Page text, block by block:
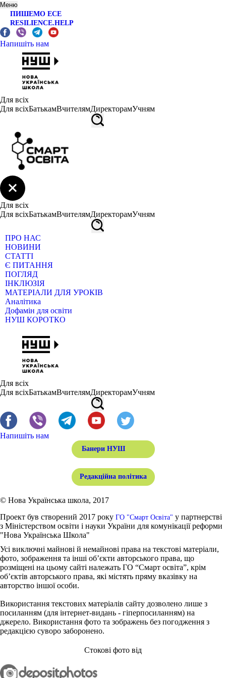
Меню
ПИШЕМО ЕСЕ
RESILIENCE.HELP
Напишіть нам
Для всіх
Для всіхБатькамВчителямДиректорамУчням
Для всіх
Для всіхБатькамВчителямДиректорамУчням
ПРО НАС
НОВИНИ
СТАТТІ
Є ПИТАННЯ
ПОГЛЯД
ІНКЛЮЗІЯ
МАТЕРІАЛИ ДЛЯ УРОКІВ
Аналітика
Дофамін для освіти
НУШ КОРОТКО
Для всіх
Для всіхБатькамВчителямДиректорамУчням
Напишіть нам
Банери НУШ
Редакційна політика
© Нова Українська школа, 2017
Проект був створений 2017 року ГО "Смарт Освіта" у партнерстві
з Міністерством освіти і науки України для комунікації реформи
"Нова Українська Школа"
Усі виключні майнові й немайнові права на текстові матеріали,
фото, зображення та інші об’єкти авторського права, що
розміщені на цьому сайті належать ГО “Смарт освіта”, крім
об’єктів авторського права, які містять пряму вказівку на
авторство іншої особи.
Використання текстових матеріалів сайту дозволено лише з
посиланням (для інтернет-видань - гіперпосиланням) на
джерело. Використання фото та зображень без погодження з
редакцією суворо заборонено.
Стокові фото від